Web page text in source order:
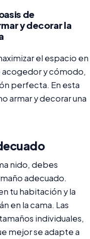
de
y decorar la
el espacio en
acogedor y cómodo,
perfecta. En esta
armar y decorar una
nido, debes
adecuado.
tu habitación y la
en la cama. Las
individuales,
mejor se adapte a